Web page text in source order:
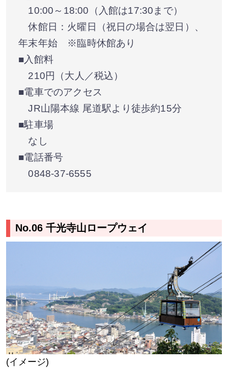
10:00～18:00（入館は17:30まで）
休館日：火曜日（祝日の場合は翌日）、
年末年始 ※臨時休館あり
■入館料
210円（大人／税込）
■電車でのアクセス
JR山陽本線 尾道駅より徒歩約15分
■駐車場
なし
■電話番号
0848-37-6555
No.06 千光寺山ロープウェイ
(イメージ)